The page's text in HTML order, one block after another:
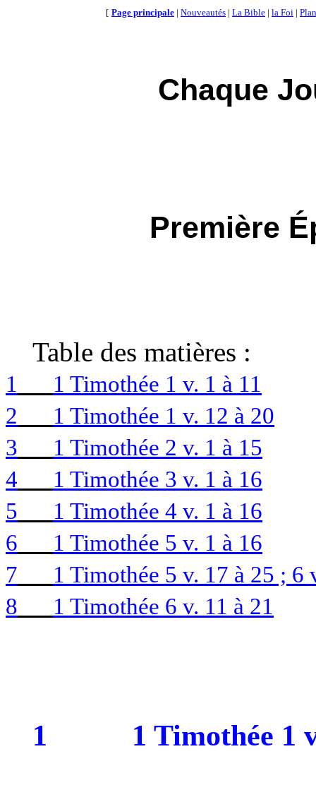
[ Page principale | Nouveautés | La Bible | la Foi |
Chaque
Première
Table des matières :
1
1 Timothée 1 v. 1 à 11
2
1 Timothée 1 v. 12 à 20
3
1 Timothée 2 v. 1 à 15
4
1 Timothée 3 v. 1 à 16
5
1 Timothée 4 v. 1 à 16
6
1 Timothée 5 v. 1 à 16
7
1 Timothée 5 v. 17 à 25 ; 6
8
1 Timothée 6 v. 11 à 21
1 1 Timothée 1